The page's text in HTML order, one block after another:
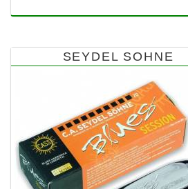
SEYDEL SOHNE